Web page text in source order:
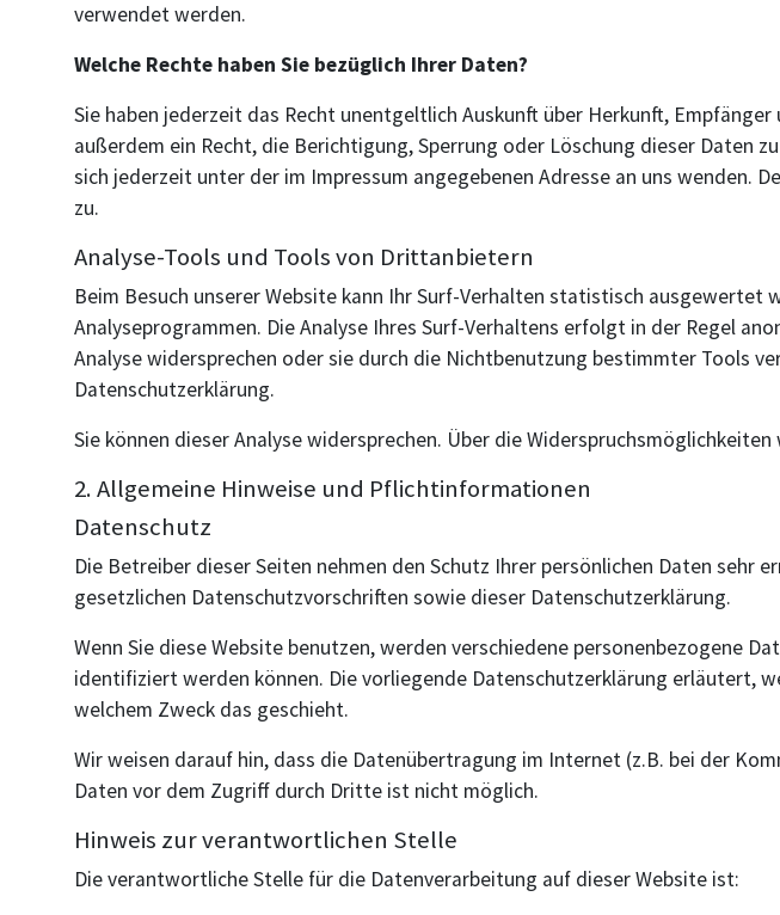
verwendet werden.
Welche Rechte haben Sie bezüglich Ihrer Daten?
Sie haben jederzeit das Recht unentgeltlich Auskunft über Herkunft,
außerdem ein Recht, die Berichtigung, Sperrung oder Löschung dieser Daten
sich jederzeit unter der im Impressum angegebenen Adresse an uns wenden.
zu.
Analyse-Tools und Tools von Drittanbietern
Beim Besuch unserer Website kann Ihr Surf-Verhalten statistisch
Analyseprogrammen. Die Analyse Ihres Surf-Verhaltens erfolgt in der Regel
Analyse widersprechen oder sie durch die Nichtbenutzung bestimmter Tools
Datenschutzerklärung.
Sie können dieser Analyse widersprechen. Über die
2. Allgemeine Hinweise und Pflichtinformationen
Datenschutz
Die Betreiber dieser Seiten nehmen den Schutz Ihrer persönlichen Daten sehr
gesetzlichen Datenschutzvorschriften sowie dieser Datenschutzerklärung.
Wenn Sie diese Website benutzen, werden verschiedene personenbezogene
identifiziert werden können. Die vorliegende Datenschutzerklärung erläutert,
welchem Zweck das geschieht.
Wir weisen darauf hin, dass die Datenübertragung im Internet (z.B. bei der
Daten vor dem Zugriff durch Dritte ist nicht möglich.
Hinweis zur verantwortlichen Stelle
Die verantwortliche Stelle für die Datenverarbeitung auf dieser Website ist: